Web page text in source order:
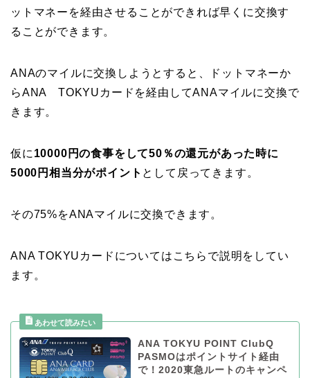
ットマネーを経由させることができれば早くに交換す
ることができます。
ANAのマイルに交換しようとすると、ドットマネーか
らANA TOKYUカードを経由してANAマイルに交換で
きます。
仮に 10000円の食事をして50％の還元があった時に
5000円相当分がポイント として戻ってきます。
その75%をANAマイルに交換できます。
ANA TOKYUカードについてはこちらで説明をしてい
ます。
ANA TOKYU POINT ClubQ
PASMOはポイントサイト経由
で！2020東急ルートのキャンペ